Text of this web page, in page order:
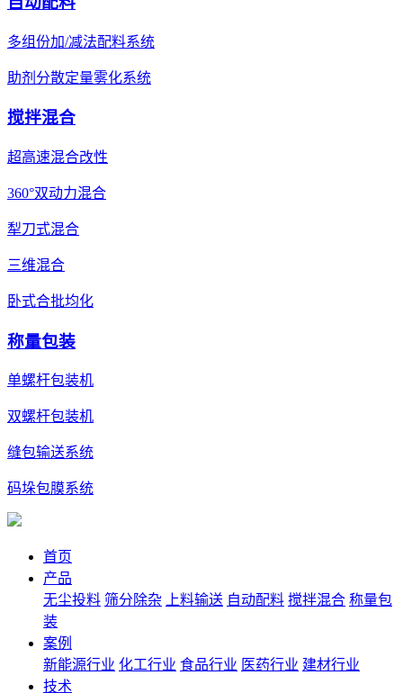
多组份加/减法配料系统
助剂分散定量雾化系统
搅拌混合
超高速混合改性
360°双动力混合
犁刀式混合
三维混合
卧式合批均化
称量包装
单螺杆包装机
双螺杆包装机
缝包输送系统
码垛包膜系统
首页
产品
无尘投料 筛分除杂 上料输送 自动配料 搅拌混合 称量包
装
案例
新能源行业 化工行业 食品行业 医药行业 建材行业
技术